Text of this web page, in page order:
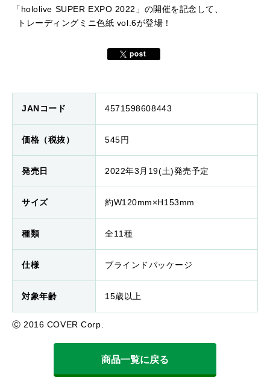
「hololive SUPER EXPO 2022」の開催を記念して、
トレーディングミニ色紙 vol.6が登場！
JANコード 4571598608443
価格（税抜） 545円
発売日 2022年3月19(土)発売予定
サイズ 約W120mm×H153mm
種類 全11種
仕様 ブラインドパッケージ
対象年齢 15歳以上
Ⓒ 2016 COVER Corp.
商品一覧に戻る